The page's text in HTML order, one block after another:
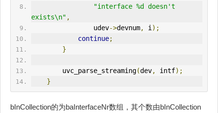
"interface %d doesn't
exists\n" ,
                udev
->devnum, i );
continue;
}
        uvc_parse_streaming
(dev, intf);
}
bInCollection的为baInterfaceNr数组，其个数由bInCollection